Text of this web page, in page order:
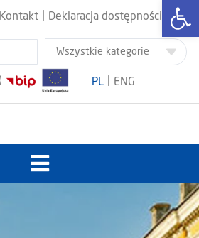
Kontakt Deklaracja dostępności
PL ENG